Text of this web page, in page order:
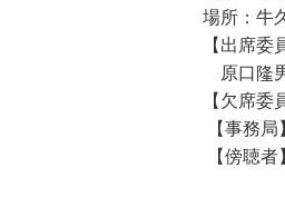
場所：牛
【出席
原口隆
【欠席
【事務
【傍聴